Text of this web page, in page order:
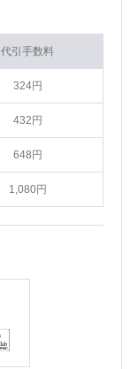
代引手数料
324円
432円
648円
1,080円